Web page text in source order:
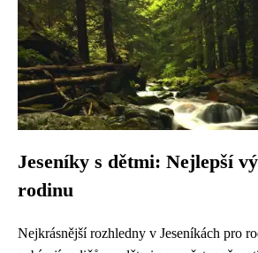
Jeseníky s dětmi: Nejlepší
rodinu
Nejkrásnější rozhledny v Jeseníkách pro